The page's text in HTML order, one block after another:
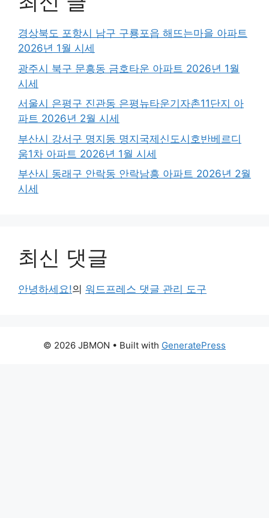
경상북도 포항시 남구 구룡포읍 해뜨는마을 아파트
2026년 1월 시세
광주시 북구 문흥동 금호타운 아파트 2026년 1월
시세
서울시 은평구 진관동 은평뉴타운기자촌11단지 아
파트 2026년 2월 시세
부산시 강서구 명지동 명지국제신도시호반베르디
움1차 아파트 2026년 1월 시세
부산시 동래구 안락동 안락남흥 아파트 2026년 2월
시세
최신 댓글
안녕하세요!의 워드프레스 댓글 관리 도구
© 2026 JBMON • Built with GeneratePress